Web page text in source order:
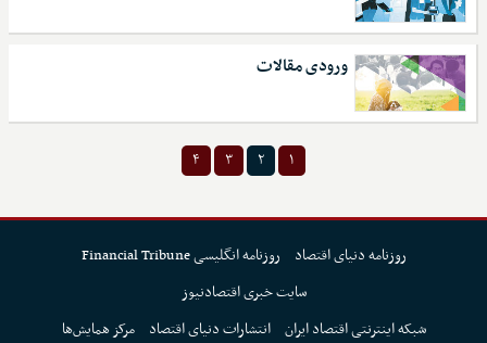
ورودی مقالات
۱ ۲ ۳ ۴
روزنامه دنیای اقتصاد
روزنامه انگلیسی Financial Tribune
سایت خبری اقتصادنیوز
شبکه اینترنتی اقتصاد ایران انتشارات دنیای اقتصاد مرکز همایش‌ها